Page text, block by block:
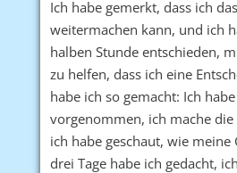
Ich habe gemerkt, dass ich
weitermachen kann, und ich
halben Stunde entschieden,
zu helfen, dass ich eine
habe ich so gemacht: Ich
vorgenommen, ich mache
ich habe geschaut, wie meine
drei Tage habe ich gedacht,